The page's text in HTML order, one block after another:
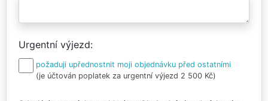
Urgentní výjezd
požaduji upřednostnit moji objednávku před ostatními
(je účtován poplatek za urgentní výjezd 2 500 Kč)